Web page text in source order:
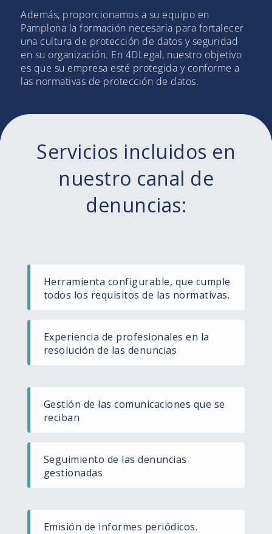
Además, proporcionamos a su equipo en
Pamplona la formación necesaria para fortalecer
una cultura de protección de datos y seguridad
en su organización. En 4DLegal, nuestro objetivo
es que su empresa esté protegida y conforme a
las normativas de protección de datos.
Servicios incluidos en
nuestro canal de
denuncias:
Herramienta configurable, que cumple
todos los requisitos de las normativas.
Experiencia de profesionales en la
resolución de las denuncias
Gestión de las comunicaciones que se
reciban
Seguimiento de las denuncias
gestionadas
Emisión de informes periódicos.